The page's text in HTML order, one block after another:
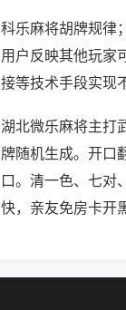
科乐麻将胡牌规律
用户反映其他玩家
接等技术手段实现
湖北微乐麻将主打
牌随机生成。开口
口。清一色、七对
快，亲友免房卡开